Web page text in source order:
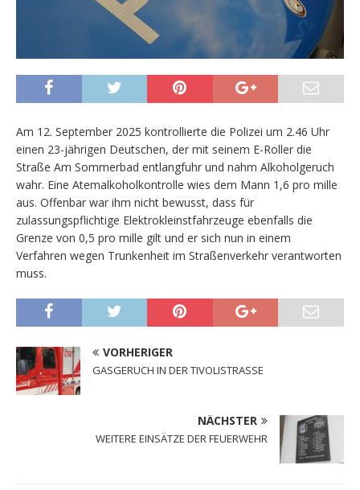
Am 12. September 2025 kontrollierte die Polizei um 2.46 Uhr
einen 23-jährigen Deutschen, der mit seinem E-Roller die
Straße Am Sommerbad entlangfuhr und nahm Alkoholgeruch
wahr. Eine Atemalkoholkontrolle wies dem Mann 1,6 pro mille
aus. Offenbar war ihm nicht bewusst, dass für
zulassungspflichtige Elektrokleinstfahrzeuge ebenfalls die
Grenze von 0,5 pro mille gilt und er sich nun in einem
Verfahren wegen Trunkenheit im Straßenverkehr verantworten
muss.
VORHERIGER
GASGERUCH IN DER TIVOLISTRASSE
NÄCHSTER
WEITERE EINSÄTZE DER FEUERWEHR